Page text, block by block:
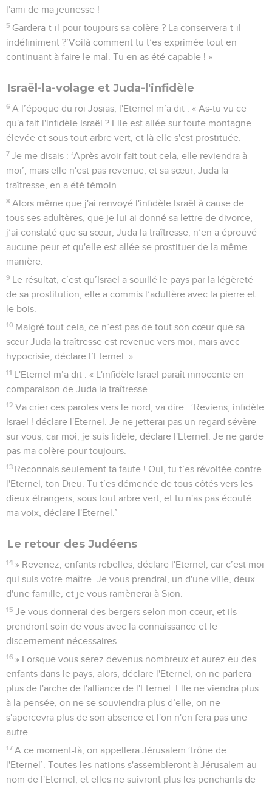
l'ami de ma jeunesse !
5 Gardera-t-il pour toujours sa colère ? La conservera-t-il
indéfiniment ?’Voilà comment tu t’es exprimée tout en
continuant à faire le mal. Tu en as été capable ! »
Israël-la-volage et Juda-l'infidèle
6 A l’époque du roi Josias, l'Eternel m’a dit : « As-tu vu ce
qu'a fait l'infidèle Israël ? Elle est allée sur toute montagne
élevée et sous tout arbre vert, et là elle s'est prostituée.
7 Je me disais : ‘Après avoir fait tout cela, elle reviendra à
moi’, mais elle n'est pas revenue, et sa sœur, Juda la
traîtresse, en a été témoin.
8 Alors même que j'ai renvoyé l'infidèle Israël à cause de
tous ses adultères, que je lui ai donné sa lettre de divorce,
j’ai constaté que sa sœur, Juda la traîtresse, n’en a éprouvé
aucune peur et qu'elle est allée se prostituer de la même
manière.
9 Le résultat, c’est qu’Israël a souillé le pays par la légèreté
de sa prostitution, elle a commis l’adultère avec la pierre et
le bois.
10 Malgré tout cela, ce n’est pas de tout son cœur que sa
sœur Juda la traîtresse est revenue vers moi, mais avec
hypocrisie, déclare l’Eternel. »
11 L'Eternel m’a dit : « L'infidèle Israël paraît innocente en
comparaison de Juda la traîtresse.
12 Va crier ces paroles vers le nord, va dire : ‘Reviens, infidèle
Israël ! déclare l'Eternel. Je ne jetterai pas un regard sévère
sur vous, car moi, je suis fidèle, déclare l'Eternel. Je ne garde
pas ma colère pour toujours.
13 Reconnais seulement ta faute ! Oui, tu t’es révoltée contre
l'Eternel, ton Dieu. Tu t’es démenée de tous côtés vers les
dieux étrangers, sous tout arbre vert, et tu n'as pas écouté
ma voix, déclare l'Eternel.’
Le retour des Judéens
14 » Revenez, enfants rebelles, déclare l'Eternel, car c’est moi
qui suis votre maître. Je vous prendrai, un d'une ville, deux
d'une famille, et je vous ramènerai à Sion.
15 Je vous donnerai des bergers selon mon cœur, et ils
prendront soin de vous avec la connaissance et le
discernement nécessaires.
16 » Lorsque vous serez devenus nombreux et aurez eu des
enfants dans le pays, alors, déclare l'Eternel, on ne parlera
plus de l'arche de l'alliance de l'Eternel. Elle ne viendra plus
à la pensée, on ne se souviendra plus d’elle, on ne
s'apercevra plus de son absence et l'on n'en fera pas une
autre.
17 A ce moment-là, on appellera Jérusalem ‘trône de
l'Eternel’. Toutes les nations s'assembleront à Jérusalem au
nom de l'Eternel, et elles ne suivront plus les penchants de